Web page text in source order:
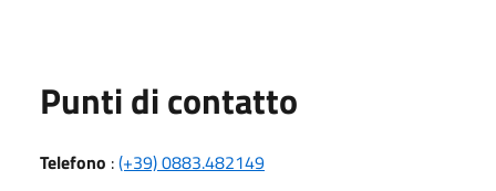
Punti di contatto
Telefono :(+39) 0883.482149